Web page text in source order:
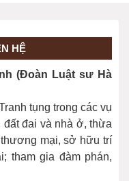
(Điều 9)
HỆ
(Đoàn Luật sư Hà
tụng trong các vụ
đai và nhà ở, thừa
mại, sở hữu trí
tham gia đàm phán,